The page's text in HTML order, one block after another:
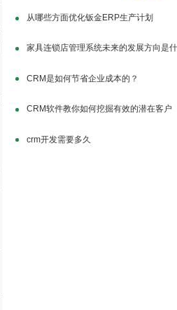
从哪些方面优化钣金ERP生产计划
家具连锁店管理系统未来的发展方向是
CRM是如何节省企业成本的？
CRM软件教你如何挖掘有效的潜在客户
crm开发需要多久